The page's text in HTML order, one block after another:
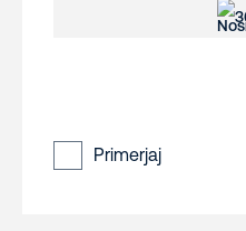
Primerjaj